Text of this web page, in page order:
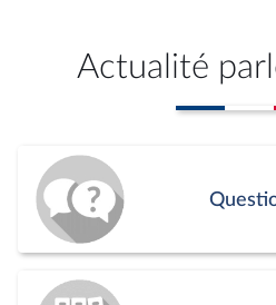
Actualité